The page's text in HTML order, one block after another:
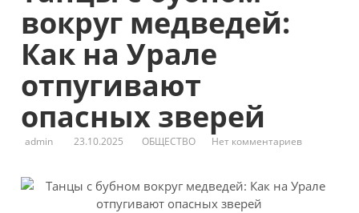
вокруг медведей:
Как на Урале
отпугивают
опасных зверей
admin 23.10.2025 ОБЩЕСТВО Нет комментариев